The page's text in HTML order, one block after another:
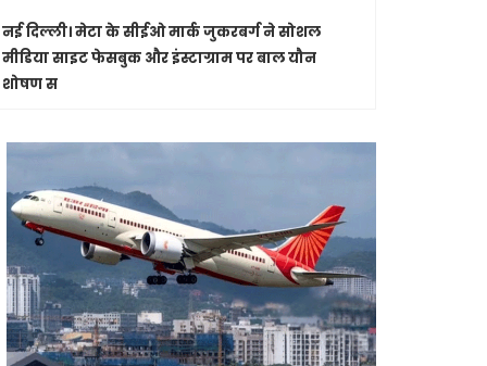
नई दिल्ली।मेटा के सीईओ मार्क जुकरबर्ग ने सोशल
मीडिया साइट फेसबुक और इंस्टाग्राम पर बाल यौन
शोषण स